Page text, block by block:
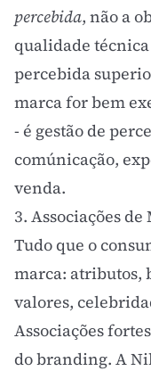
percebida, não a
qualidade
percebida
marcafor bem
- é gestão de
comúnicação,
venda.
3. Associações de
Tudo que o
marca: atributos,
valores,
Associações
do branding. A